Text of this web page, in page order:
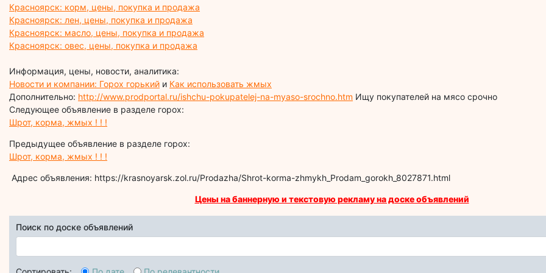
Красноярск: корм, цены, покупка и продажа
Красноярск: лен, цены, покупка и продажа
Красноярск: масло, цены, покупка и продажа
Красноярск: овес, цены, покупка и продажа
Информация, цены, новости, аналитика:
Новости и компании: Горох горький и Как использовать жмых
Дополнительно: http://www.prodportal.ru/ishchu-pokupatelej-na-myaso-srochno.htm Ищу покупателей на мясо срочно
Следующее объявление в разделе горох:
Шрот, корма, жмых ! ! !
Предыдущее объявление в разделе горох:
Шрот, корма, жмых ! ! !
Адрес объявления: https://krasnoyarsk.zol.ru/Prodazha/Shrot-korma-zhmykh_Prodam_gorokh_8027871.html
Цены на баннерную и текстовую рекламу на доске объявлений
Поиск по доске объявлений